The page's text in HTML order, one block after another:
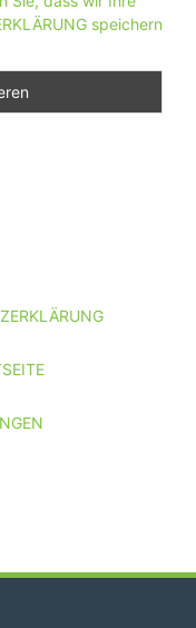
speichern